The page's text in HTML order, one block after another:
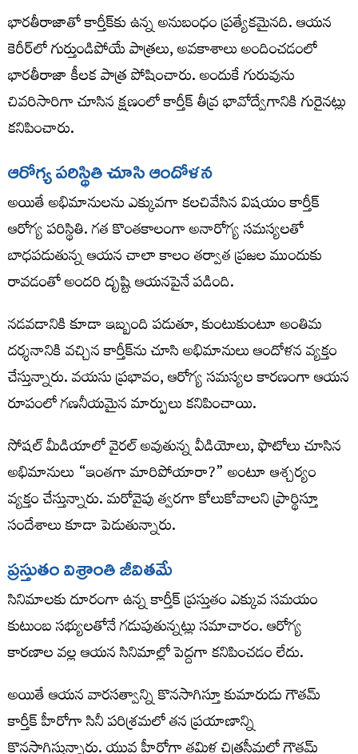
భారతీరాజాతో కార్తీక్‌కు ఉన్న అనుబంధం ప్రత్యేకమైనది. ఆయన
కెరీర్‌లో గుర్తుండిపోయే పాత్రలు, అవకాశాలు అందించడంలో
భారతీరాజా కీలక పాత్ర పోషించారు. అందుకే గురువును
చివరిసారిగా చూసిన క్షణంలో కార్తీక్ తీవ్ర భావోద్వేగానికి గురైనట్లు
కనిపించారు.
ఆరోగ్య పరిస్థితి చూసి ఆందోళన
అయితే అభిమానులను ఎక్కువగా కలచివేసిన విషయం కార్తీక్
ఆరోగ్య పరిస్థితి. గత కొంతకాలంగా అనారోగ్య సమస్యలతో
బాధపడుతున్న ఆయన చాలా కాలం తర్వాత ప్రజల ముందుకు
రావడంతో అందరి దృష్టి ఆయనపైనే పడింది.
నడవడానికి కూడా ఇబ్బంది పడుతూ, కుంటుకుంటూ అంతిమ
దర్శనానికి వచ్చిన కార్తీక్‌ను చూసి అభిమానులు ఆందోళన వ్యక్తం
చేస్తున్నారు. వయసు ప్రభావం, ఆరోగ్య సమస్యల కారణంగా ఆయన
రూపంలో గణనీయమైన మార్పులు కనిపించాయి.
సోషల్ మీడియాలో వైరల్ అవుతున్న వీడియోలు, ఫొటోలు చూసిన
అభిమానులు “ఇంతగా మారిపోయారా?” అంటూ ఆశ్చర్యం
వ్యక్తం చేస్తున్నారు. మరోవైపు త్వరగా కోలుకోవాలని ప్రార్థిస్తూ
సందేశాలు కూడా పెడుతున్నారు.
ప్రస్తుతం విశ్రాంతి జీవితమే
సినిమాలకు దూరంగా ఉన్న కార్తీక్ ప్రస్తుతం ఎక్కువ సమయం
కుటుంబ సభ్యులతోనే గడుపుతున్నట్లు సమాచారం. ఆరోగ్య
కారణాల వల్ల ఆయన సినిమాల్లో పెద్దగా కనిపించడం లేదు.
అయితే ఆయన వారసత్వాన్ని కొనసాగిస్తూ కుమారుడు గౌతమ్
కార్తీక్ హీరోగా సినీ పరిశ్రమలో తన ప్రయాణాన్ని